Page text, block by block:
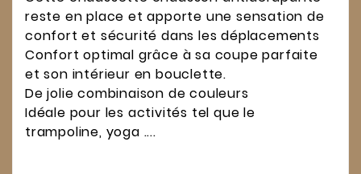
reste en place et apporte une sensation de
confort et sécurité dans les déplacements
Confort optimal grâce à sa coupe parfaite
et son intérieur en bouclette.
De jolie combinaison de couleurs
Idéale pour les activités tel que le
trampoline, yoga ....